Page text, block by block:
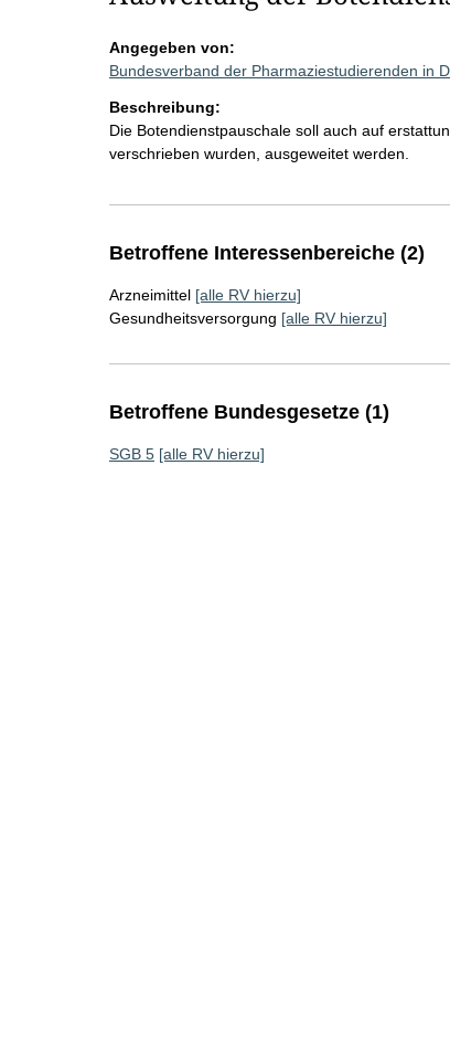
Angegeben von:
Bundesverband der Pharmaziestudierenden in
Beschreibung:
Die Botendienstpauschale soll auch auf
verschrieben wurden, ausgeweitet werden.
Betroffene Interessenbereiche (2)
Arzneimittel [alle RV hierzu]
Gesundheitsversorgung [alle RV hierzu]
Betroffene Bundesgesetze (1)
SGB 5 [alle RV hierzu]